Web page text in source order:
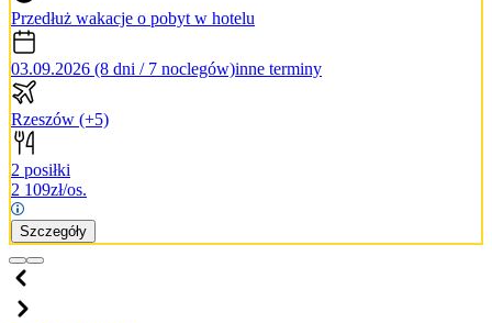
Przedłuż wakacje o pobyt w hotelu
03.09.2026 (8 dni / 7 noclegów)inne terminy
Rzeszów (+5)
2 posiłki
2 109zł/os.
Szczegóły